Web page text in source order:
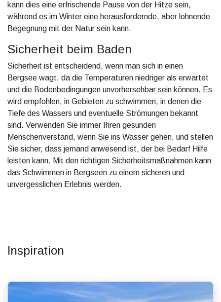
kann dies eine erfrischende Pause von der Hitze sein,
während es im Winter eine herausfordernde, aber lohnende
Begegnung mit der Natur sein kann.
Sicherheit beim Baden
Sicherheit ist entscheidend, wenn man sich in einen
Bergsee wagt, da die Temperaturen niedriger als erwartet
und die Bodenbedingungen unvorhersehbar sein können. Es
wird empfohlen, in Gebieten zu schwimmen, in denen die
Tiefe des Wassers und eventuelle Strömungen bekannt
sind. Verwenden Sie immer Ihren gesunden
Menschenverstand, wenn Sie ins Wasser gehen, und stellen
Sie sicher, dass jemand anwesend ist, der bei Bedarf Hilfe
leisten kann. Mit den richtigen Sicherheitsmaßnahmen kann
das Schwimmen in Bergseen zu einem sicheren und
unvergesslichen Erlebnis werden.
Inspiration